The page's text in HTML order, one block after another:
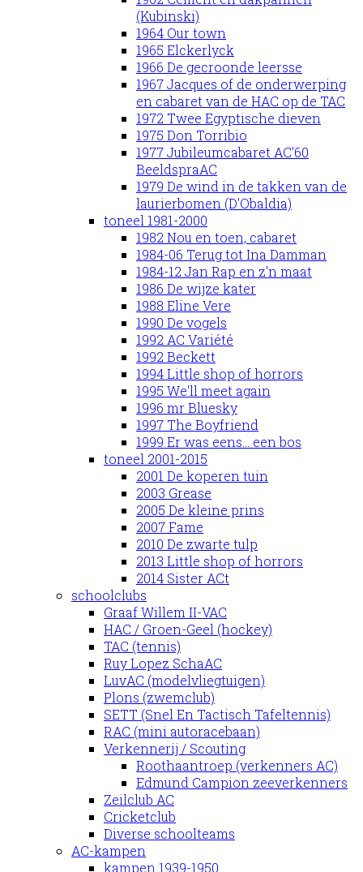
(Kubinski)
1964 Our town
1965 Elckerlyck
1966 De gecroonde leersse
1967 Jacques of de onderwerping
en cabaret van de HAC op de TAC
1972 Twee Egyptische dieven
1975 Don Torribio
1977 Jubileumcabaret AC'60
BeeldspraAC
1979 De wind in de takken van de
laurierbomen (D'Obaldia)
toneel 1981-2000
1982 Nou en toen, cabaret
1984-06 Terug tot Ina Damman
1984-12 Jan Rap en z'n maat
1986 De wijze kater
1988 Eline Vere
1990 De vogels
1992 AC Variété
1992 Beckett
1994 Little shop of horrors
1995 We'll meet again
1996 mr Bluesky
1997 The Boyfriend
1999 Er was eens... een bos
toneel 2001-2015
2001 De koperen tuin
2003 Grease
2005 De kleine prins
2007 Fame
2010 De zwarte tulp
2013 Little shop of horrors
2014 Sister ACt
schoolclubs
Graaf Willem II-VAC
HAC / Groen-Geel (hockey)
TAC (tennis)
Ruy Lopez SchaAC
LuvAC (modelvliegtuigen)
Plons (zwemclub)
SETT (Snel En Tactisch Tafeltennis)
RAC (mini autoracebaan)
Verkennerij / Scouting
Roothaantroep (verkenners AC)
Edmund Campion zeeverkenners
Zeilclub AC
Cricketclub
Diverse schoolteams
AC-kampen
kampen 1939-1950